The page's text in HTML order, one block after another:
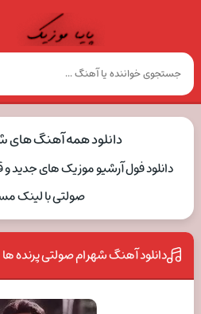
دانلود همه آهنگ های
دانلود فول آرشیو موزیک های
صولتی با لینک
دانلود آهنگ شهرام صولتی پرنده ها